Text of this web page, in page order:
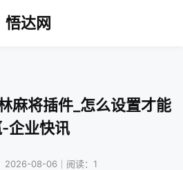
悟达网
麻将插件_怎么设置才能
企业快讯
2026-08-06｜阅读：1